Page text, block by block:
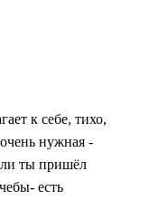
к себе, тихо,
нужная -
ты пришёл
есть